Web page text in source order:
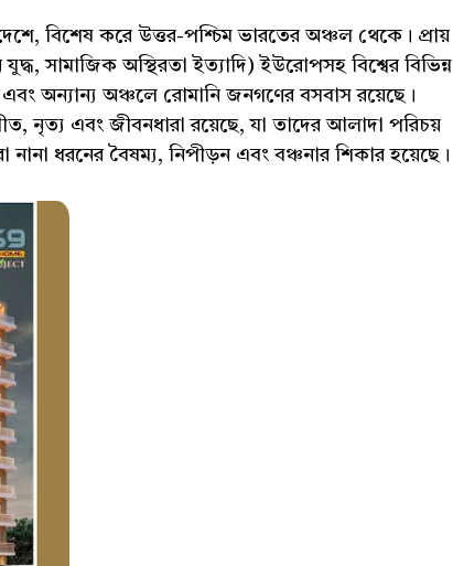
বিশেষ করে উত্তর-পশ্চিম ভারতের অঞ্চল থেকে। প্রায়
সামাজিক অস্থিরতা ইত্যাদি) ইউরোপসহ বিশ্বের বিভিন্ন
অন্যান্য অঞ্চলে রোমানি জনগণের বসবাস রয়েছে।
নৃত্য এবং জীবনধারা রয়েছে, যা তাদের আলাদা পরিচয়
নানা ধরনের বৈষম্য, নিপীড়ন এবং বঞ্চনার শিকার হয়েছে।